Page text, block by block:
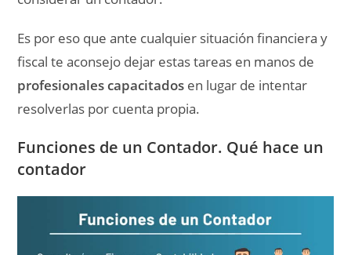
Es por eso que ante cualquier situación financiera y
fiscal te aconsejo dejar estas tareas en manos de
profesionales capacitados en lugar de intentar
resolverlas por cuenta propia.
Funciones de un Contador. Qué hace un
contador